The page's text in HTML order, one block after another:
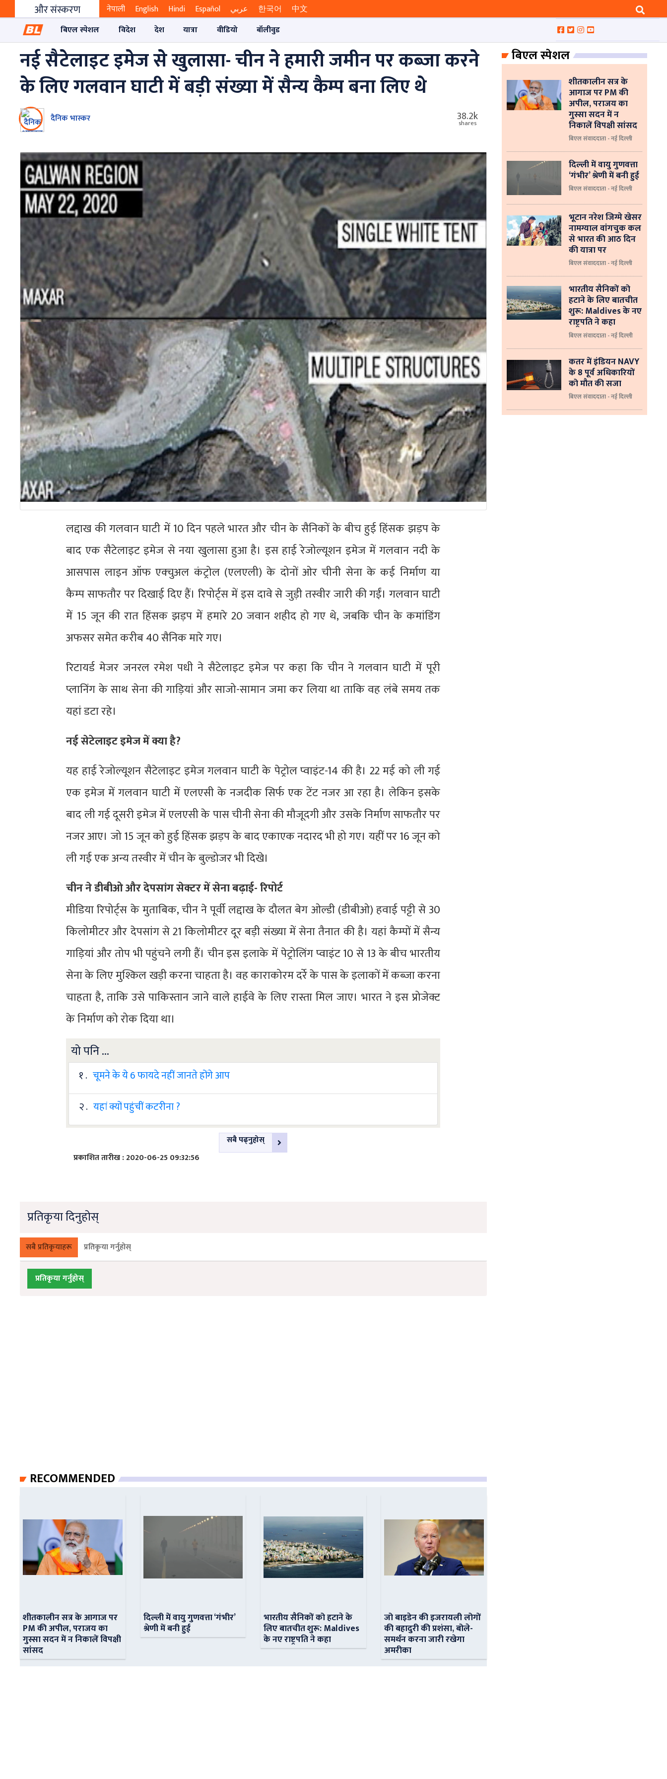
और संस्करण नेपाली English Hindi Español عربي 한국어
中文
बिएल स्पेशल
विदेश देश यात्रा वीडियो बॉलीवुड
नई सैटेलाइट इमेज से खुलासा- चीन ने हमारी जमीन पर कब्जा करने
के लिए गलवान घाटी में बड़ी संख्या में सैन्य कैम्प बना लिए थे
दैनिक भास्कर 38.2k
shares
लद्दाख की गलवान घाटी में 10 दिन पहले भारत और चीन के सैनिकों के बीच हुई हिंसक झड़प के
बाद एक सैटेलाइट इमेज से नया खुलासा हुआ है। इस हाई रेजोल्यूशन इमेज में गलवान नदी के
आसपास लाइन ऑफ एक्चुअल कंट्रोल (एलएली) के दोनों ओर चीनी सेना के कई निर्माण या
कैम्प साफतौर पर दिखाई दिए हैं। रिपोर्ट्स में इस दावे से जुड़ी तस्वीर जारी की गईं। गलवान घाटी
में 15 जून की रात हिंसक झड़प में हमारे 20 जवान शहीद हो गए थे, जबकि चीन के कमांडिंग
अफसर समेत करीब 40 सैनिक मारे गए।
रिटायर्ड मेजर जनरल रमेश पधी ने सैटेलाइट इमेज पर कहा कि चीन ने गलवान घाटी में पूरी
प्लानिंग के साथ सेना की गाड़ियां और साजो-सामान जमा कर लिया था ताकि वह लंबे समय तक
यहां डटा रहे।
नई सेटेलाइट इमेज में क्या है?
यह हाई रेजोल्यूशन सैटेलाइट इमेज गलवान घाटी के पेट्रोल प्वाइंट-14 की है। 22 मई को ली गई
एक इमेज में गलवान घाटी में एलएसी के नजदीक सिर्फ एक टेंट नजर आ रहा है। लेकिन इसके
बाद ली गई दूसरी इमेज में एलएसी के पास चीनी सेना की मौजूदगी और उसके निर्माण साफतौर पर
नजर आए। जो 15 जून को हुई हिंसक झड़प के बाद एकाएक नदारद भी हो गए। यहीं पर 16 जून को
ली गई एक अन्य तस्वीर में चीन के बुल्डोजर भी दिखे।
चीन ने डीबीओ और देपसांग सेक्टर में सेना बढ़ाई- रिपोर्ट
मीडिया रिपोर्ट्स के मुताबिक, चीन ने पूर्वी लद्दाख के दौलत बेग ओल्डी (डीबीओ) हवाई पट्टी से 30
किलोमीटर और देपसांग से 21 किलोमीटर दूर बड़ी संख्या में सेना तैनात की है। यहां कैम्पों में सैन्य
गाड़ियां और तोप भी पहुंचने लगी हैं। चीन इस इलाके में पेट्रोलिंग प्वाइंट 10 से 13 के बीच भारतीय
सेना के लिए मुश्किल खड़ी करना चाहता है। वह काराकोरम दर्रे के पास के इलाकों में कब्जा करना
चाहता है, ताकि उसे पाकिस्तान जाने वाले हाईवे के लिए रास्ता मिल जाए। भारत ने इस प्रोजेक्ट
के निर्माण को रोक दिया था।
यो पनि ...
१ . चूमने के ये 6 फायदे नहीं जानते होंगे आप
२ . यहां क्यों पहुंचीं कटरीना ?
सबै पढ्नुहोस्
प्रकाशित तारीख : 2020-06-25 09:32:56
प्रतिकृया दिनुहोस्
सबै प्रतिकृयाहरू प्रतिकृया गर्नुहोस्
प्रतिकृया गर्नुहोस्
RECOMMENDED
शीतकालीन सत्र के आगाज पर
PM की अपील, पराजय का
गुस्सा सदन में न निकालें विपक्षी
सांसद
दिल्ली में वायु गुणवत्ता ‘गंभीर’
श्रेणी में बनी हुई
भारतीय सैनिकों को हटाने के
लिए बातचीत शुरू: Maldives
के नए राष्ट्रपति ने कहा
जो बाइडेन की इजरायली लोगों
की बहादुरी की प्रशंसा, बोले-
समर्थन करना जारी रखेगा
अमरीका
बिएल स्पेशल
शीतकालीन सत्र के
आगाज पर PM की
अपील, पराजय का
गुस्सा सदन में न
निकालें विपक्षी सांसद
बिएल संवाददाता - नई दिल्ली
दिल्ली में वायु गुणवत्ता
‘गंभीर’ श्रेणी में बनी हुई
बिएल संवाददाता - नई दिल्ली
भूटान नरेश जिग्मे खेसर
नामग्याल वांगचुक कल
से भारत की आठ दिन
की यात्रा पर
बिएल संवाददाता - नई दिल्ली
भारतीय सैनिकों को
हटाने के लिए बातचीत
शुरू: Maldives के नए
राष्ट्रपति ने कहा
बिएल संवाददाता - नई दिल्‍ली
कतर में इंडियन NAVY
के 8 पूर्व अधिकारियों
को मौत की सजा
बिएल संवाददाता - नई दिल्ली